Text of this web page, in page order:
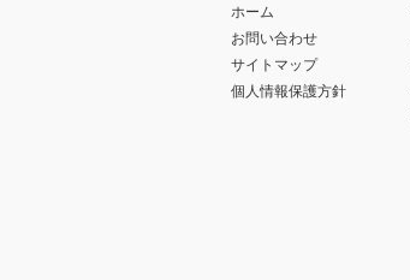
ホーム
お問い合わせ
サイトマップ
個人情報保護方針